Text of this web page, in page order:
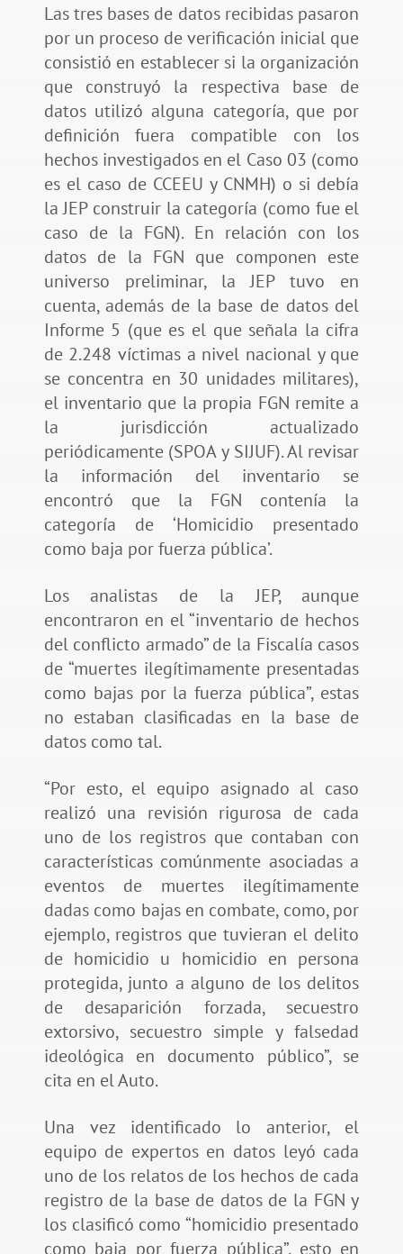
Las tres bases de datos recibidas pasaron
por un proceso de verificación inicial que
consistió en establecer si la organización
que construyó la respectiva base de
datos utilizó alguna categoría, que por
definición fuera compatible con los
hechos investigados en el Caso 03 (como
es el caso de CCEEU y CNMH) o si debía
la JEP construir la categoría (como fue el
caso de la FGN). En relación con los
datos de la FGN que componen este
universo preliminar, la JEP tuvo en
cuenta, además de la base de datos del
Informe 5 (que es el que señala la cifra
de 2.248 víctimas a nivel nacional y que
se concentra en 30 unidades militares),
el inventario que la propia FGN remite a
la jurisdicción actualizado
periódicamente (SPOA y SIJUF). Al revisar
la información del inventario se
encontró que la FGN contenía la
categoría de ‘Homicidio presentado
como baja por fuerza pública’.
Los analistas de la JEP, aunque
encontraron en el “inventario de hechos
del conflicto armado” de la Fiscalía casos
de “muertes ilegítimamente presentadas
como bajas por la fuerza pública”, estas
no estaban clasificadas en la base de
datos como tal.
“Por esto, el equipo asignado al caso
realizó una revisión rigurosa de cada
uno de los registros que contaban con
características comúnmente asociadas a
eventos de muertes ilegítimamente
dadas como bajas en combate, como, por
ejemplo, registros que tuvieran el delito
de homicidio u homicidio en persona
protegida, junto a alguno de los delitos
de desaparición forzada, secuestro
extorsivo, secuestro simple y falsedad
ideológica en documento público”, se
cita en el Auto.
Una vez identificado lo anterior, el
equipo de expertos en datos leyó cada
uno de los relatos de los hechos de cada
registro de la base de datos de la FGN y
los clasificó como “homicidio presentado
como baja por fuerza pública”, esto en